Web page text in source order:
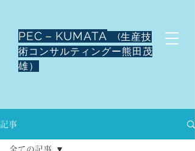
PEC－KUMATA
(生産技
術コンサルティングー熊田茂
雄）
記事
全ての記事